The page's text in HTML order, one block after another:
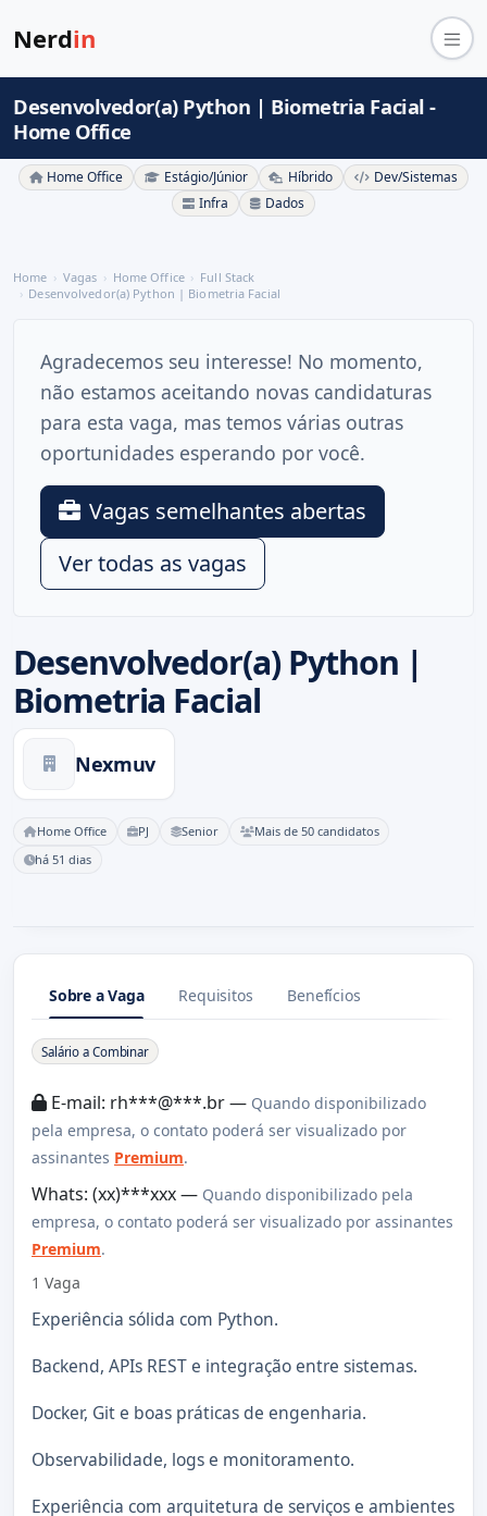
Nerdin
Desenvolvedor(a) Python | Biometria Facial -
Home Office
Home Office Estágio/Júnior Híbrido
Dev/Sistemas
Infra
Dados
Home Vagas Home Office
Full Stack
Desenvolvedor(a) Python | Biometria Facial
Desenvolvedor(a) Python |
Biometria Facial
Nexmuv
Home Office PJ Senior
Mais de 50 candidatos
há 51 dias
Agradecemos seu interesse! No momento,
não estamos aceitando novas candidaturas
para esta vaga, mas temos várias outras
oportunidades esperando por você.
Vagas semelhantes abertas
Ver todas as vagas
Sobre a Vaga Requisitos Benefícios
Sobre a Vaga
Salário a Combinar
E-mail: rh***@***.br — Quando disponibilizado
pela empresa, o contato poderá ser visualizado por
assinantes Premium.
Whats: (xx)***xxx — Quando disponibilizado pela
empresa, o contato poderá ser visualizado por assinantes
Premium.
1 Vaga
Experiência sólida com Python.
Backend, APIs REST e integração entre sistemas.
Docker, Git e boas práticas de engenharia.
Observabilidade, logs e monitoramento.
Experiência com arquitetura de serviços e ambientes